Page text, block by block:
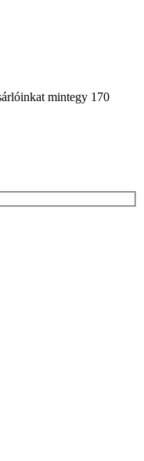
mintegy 170